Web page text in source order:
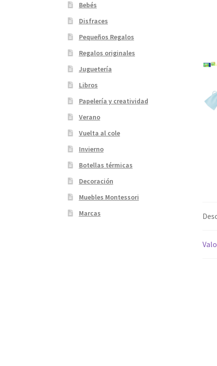
Bebés
Disfraces
Pequeños Regalos
Regalos originales
Juguetería
Libros
Papelería y creatividad
Verano
Vuelta al cole
Invierno
Botellas térmicas
Decoración
Muebles Montessori
Marcas